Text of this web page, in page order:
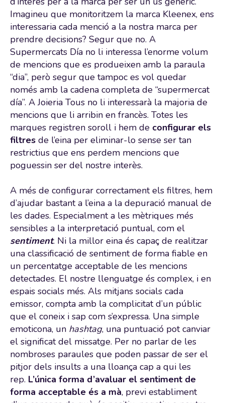
Imagineu que monitoritzem la marca Kleenex, ens
interessaria cada menció a la nostra marca per
prendre decisions? Segur que no. A
Supermercats Día no li interessa l’enorme volum
de mencions que es produeixen amb la paraula
“dia”, però segur que tampoc es vol quedar
només amb la cadena completa de “supermercat
día”. A Joieria Tous no li interessarà la majoria de
mencions que li arribin en francès. Totes les
marques registren soroll i hem de configurar els
filtres de l’eina per eliminar-lo sense ser tan
restrictius que ens perdem mencions que
poguessin ser del nostre interès.
A més de configurar correctament els filtres, hem
d’ajudar bastant a l’eina a la depuració manual de
les dades. Especialment a les mètriques més
sensibles a la interpretació puntual, com el
sentiment. Ni la millor eina és capaç de realitzar
una classificació de sentiment de forma fiable en
un percentatge acceptable de les mencions
detectades. El nostre llenguatge és complex, i en
espais socials més. Als mitjans socials cada
emissor, compta amb la complicitat d’un públic
que el coneix i sap com s’expressa. Una simple
emoticona, un hashtag, una puntuació pot canviar
el significat del missatge. Per no parlar de les
nombroses paraules que poden passar de ser el
pitjor dels insults a una lloança cap a qui les
rep. L’única forma d’avaluar el sentiment de
forma acceptable és a mà, previ establiment